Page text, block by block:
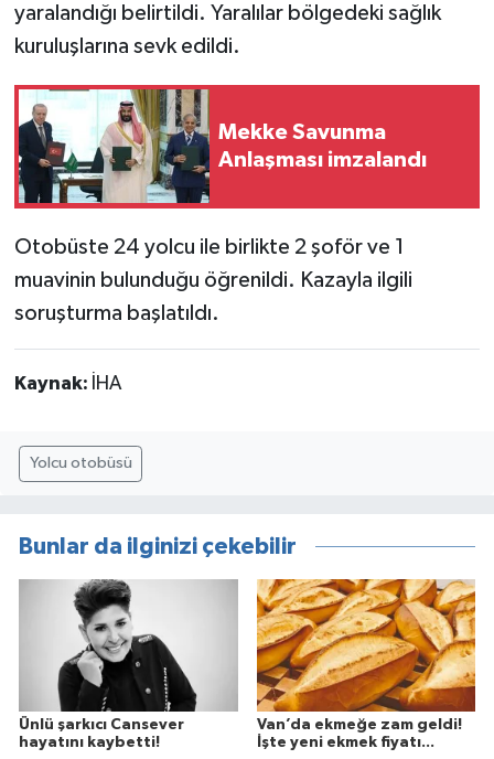
yaralandığı belirtildi. Yaralılar bölgedeki sağlık
kuruluşlarına sevk edildi.
Mekke Savunma
Anlaşması imzalandı
Otobüste 24 yolcu ile birlikte 2 şoför ve 1
muavinin bulunduğu öğrenildi. Kazayla ilgili
soruşturma başlatıldı.
Kaynak: İHA
Yolcu otobüsü
Bunlar da ilginizi çekebilir
Ünlü şarkıcı Cansever
hayatını kaybetti!
Van’da ekmeğe zam geldi!
İşte yeni ekmek fiyatı...